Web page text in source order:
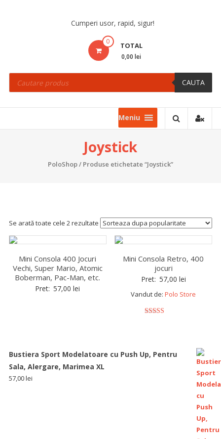
Cumperi usor, rapid, sigur!
0 TOTAL
0,00 lei
Products
search CAUTA
Meniu
Joystick
PoloShop/ Produse etichetate “Joystick”
Se arată toate cele 2 rezultate
Mini Consola 400 Jocuri
Vechi, Super Mario, Atomic
Boberman, Pac-Man, etc.
Pret: 57,00lei
Mini Consola Retro, 400
jocuri
Pret: 57,00 lei
Vandut de:Polo Store
Bustiera Sport Modelatoare cu Push Up, Pentru
Sala, Alergare, Marimea XL
57,00lei